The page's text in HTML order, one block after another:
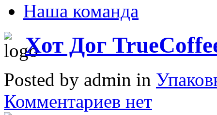
Наша команда
Хот Дог
Posted by admin in
Комментариев нет